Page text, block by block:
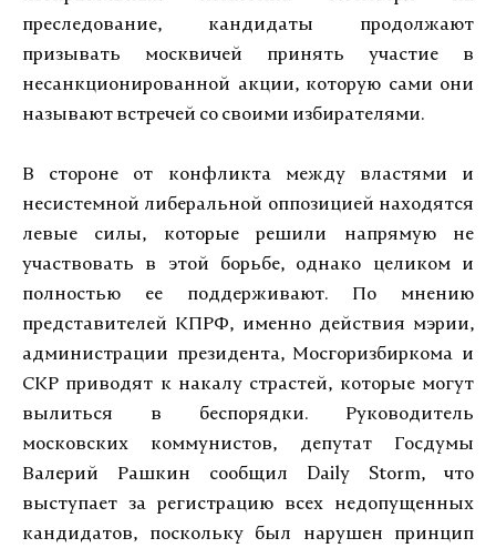
преследование, кандидаты продолжают
призывать москвичей принять участие в
несанкционированной акции, которую сами они
называют встречей со своими избирателями.
В стороне от конфликта между властями и
несистемной либеральной оппозицией находятся
левые силы, которые решили напрямую не
участвовать в этой борьбе, однако целиком и
полностью ее поддерживают. По мнению
представителей КПРФ, именно действия мэрии,
администрации президента, Мосгоризбиркома и
СКР приводят к накалу страстей, которые могут
вылиться в беспорядки. Руководитель
московских коммунистов, депутат Госдумы
Валерий Рашкин сообщил Daily Storm, что
выступает за регистрацию всех недопущенных
кандидатов, поскольку был нарушен принцип